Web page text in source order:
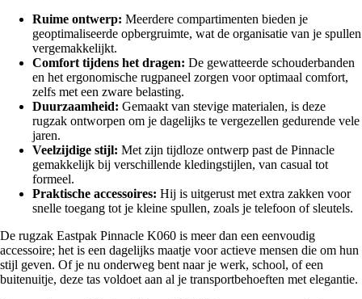
Ruime ontwerp: Meerdere compartimenten bieden je
geoptimaliseerde opbergruimte, wat de organisatie van je spullen
vergemakkelijkt.
Comfort tijdens het dragen: De gewatteerde schouderbanden
en het ergonomische rugpaneel zorgen voor optimaal comfort,
zelfs met een zware belasting.
Duurzaamheid: Gemaakt van stevige materialen, is deze
rugzak ontworpen om je dagelijks te vergezellen gedurende vele
jaren.
Veelzijdige stijl: Met zijn tijdloze ontwerp past de Pinnacle
gemakkelijk bij verschillende kledingstijlen, van casual tot
formeel.
Praktische accessoires: Hij is uitgerust met extra zakken voor
snelle toegang tot je kleine spullen, zoals je telefoon of sleutels.
De rugzak Eastpak Pinnacle K060 is meer dan een eenvoudig
accessoire; het is een dagelijks maatje voor actieve mensen die om hun
stijl geven. Of je nu onderweg bent naar je werk, school, of een
buitenuitje, deze tas voldoet aan al je transportbehoeften met elegantie.